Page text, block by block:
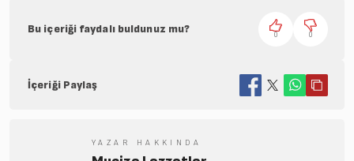
Bu içeriği faydalı buldunuz mu? 0 0
İçeriği Paylaş
YAZAR HAKKINDA